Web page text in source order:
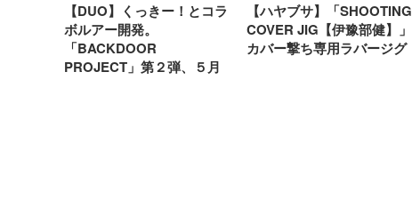
【DUO】くっきー！とコラ
ボルアー開発。
「BACKDOOR
PROJECT」第２弾、５月
【ハヤブサ】「SHOOTING
COVER JIG【伊豫部健】」
カバー撃ち専用ラバージグ